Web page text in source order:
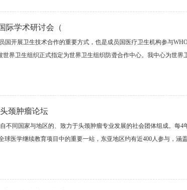
际学术研讨会（
国开展卫生技术合作的重要方式，也是成员国医疗卫生机构参与
世界卫生组织正式指定为世界卫生组织防聋合作中心。我中心为世
颈肿瘤论坛
不同国家与地区的、致力于头颈肿瘤专业发展的社会团体组成。每
球医学继续教育项目中的重要一站，东亚地区约有近400人参与，